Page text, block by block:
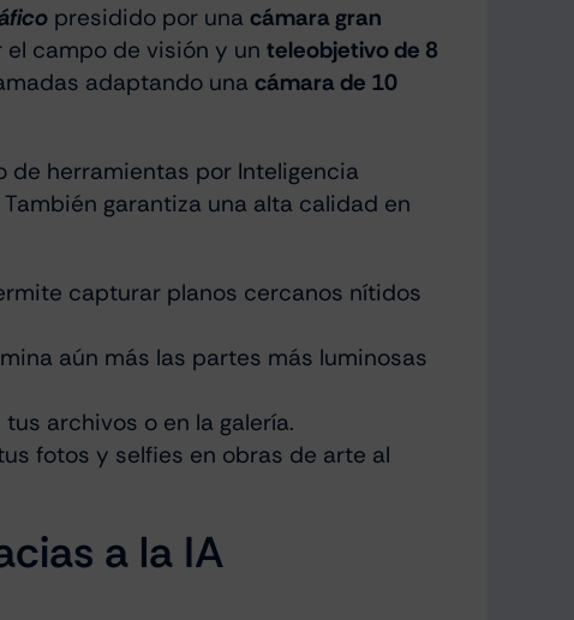
presidido por una cámara gran
campo de visión y un teleobjetivo de 8
adaptando una cámara de 10
de herramientas por Inteligencia
garantiza una alta calidad en
capturar planos cercanos nítidos
aún más las partes más luminosas
archivos o en la galería.
fotos y selfies en obras de arte al
a la IA